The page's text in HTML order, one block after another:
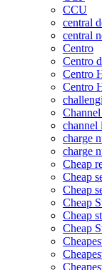
CCU
central
central
Centro
Centro
Centro
Centro
channel
charge
charge
Cheap
Cheap
Cheap
Cheap
Cheap
Cheap